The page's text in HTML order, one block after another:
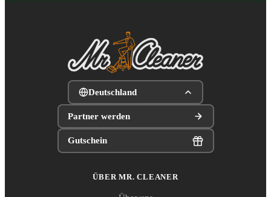
Deutschland
Partner werden
Gutschein
ÜBER MR. CLEANER